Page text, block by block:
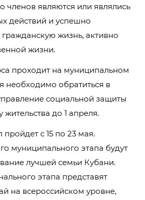
членов являются или являлись
действий и успешно
гражданскую жизнь, активно
жизни.
проходит на муниципальном
необходимо обратиться в
социальной защиты
жительства до 1 апреля.
с 15 по 23 мая.
муниципального этапа будут
лучшей семьи Кубани.
этапа представят
на всероссийском уровне,